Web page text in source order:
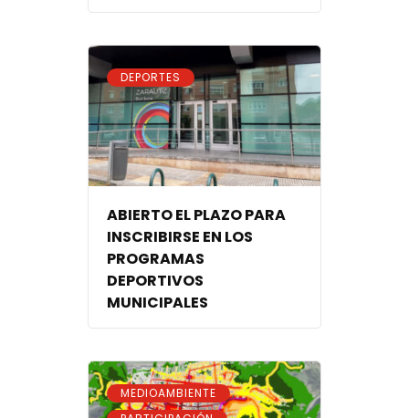
DEPORTES
ABIERTO EL PLAZO PARA
INSCRIBIRSE EN LOS
PROGRAMAS
DEPORTIVOS
MUNICIPALES
MEDIOAMBIENTE ,